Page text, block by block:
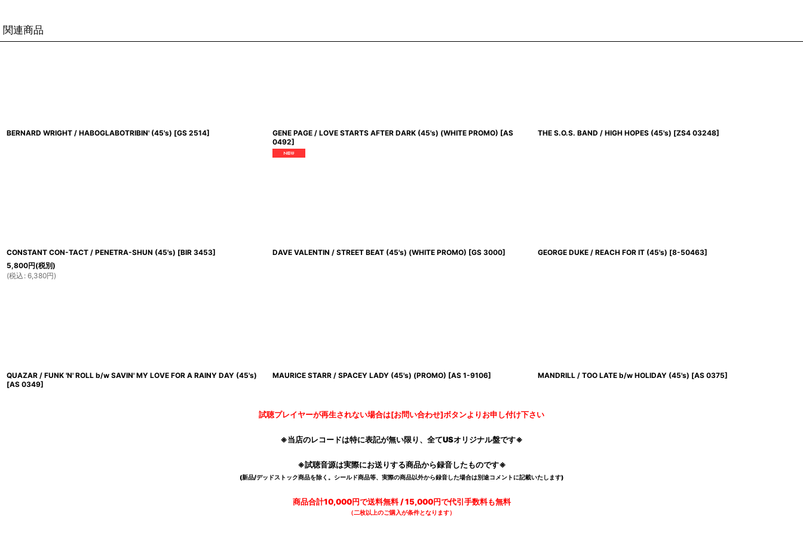
関連商品
BERNARD WRIGHT / HABOGLABOTRIBIN' (45's) [GS 2514] GENE PAGE / LOVE STARTS AFTER DARK (45's) (WHITE PROMO) [AS
0492]
THE S.O.S. BAND / HIGH HOPES (45's) [ZS4 03248]
CONSTANT CON-TACT / PENETRA-SHUN (45's) [BIR 3453]
5,800円(税別)
(税込 : 6,380円)
DAVE VALENTIN / STREET BEAT (45's) (WHITE PROMO) [GS 3000] GEORGE DUKE / REACH FOR IT (45's) [8-50463]
QUAZAR / FUNK 'N' ROLL b/w SAVIN' MY LOVE FOR A RAINY DAY (45's)
[AS 0349]
MAURICE STARR / SPACEY LADY (45's) (PROMO) [AS 1-9106] MANDRILL / TOO LATE b/w HOLIDAY (45's) [AS 0375]
試聴プレイヤーが再生されない場合は[お問い合わせ]ボタンよりお申し付け下さい
※当店のレコードは特に表記が無い限り、全てUSオリジナル盤です※
※試聴音源は実際にお送りする商品から録音したものです※
(新品/デッドストック商品を除く。シールド商品等、実際の商品以外から録音した場合は別途コメントに記載いたします)
商品合計10,000円で送料無料 / 15,000円で代引手数料も無料
（二枚以上のご購入が条件となります）